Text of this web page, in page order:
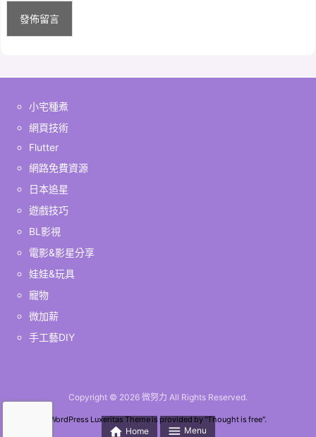
小宅種煮
網頁技術
Flutter
網路免費資源
日本追星
遊戲技巧
BL影視
電影&影星分享
娃娃&玩具
寵物
微加薪
手工藝DIY
Copyright © 2026 微努力 All Rights Reserved.
WordPress Luxeritas Theme is provided by "Thought is free".
 Home  Menu